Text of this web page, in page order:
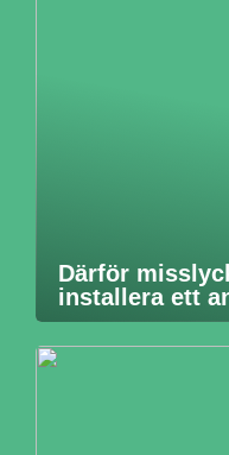
Därför
installera ett